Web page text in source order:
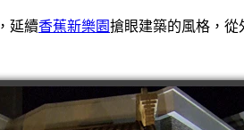
，延續香蕉新樂園搶眼建築的風格，